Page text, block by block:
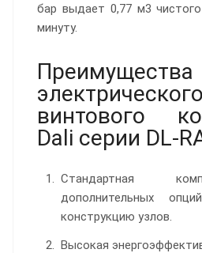
бар выдает 0,77 м3
минуту.
Преимущества
электрического
винтового
Dali серии DL-
Стандартная
дополнительных
конструкцию узлов.
Высокая